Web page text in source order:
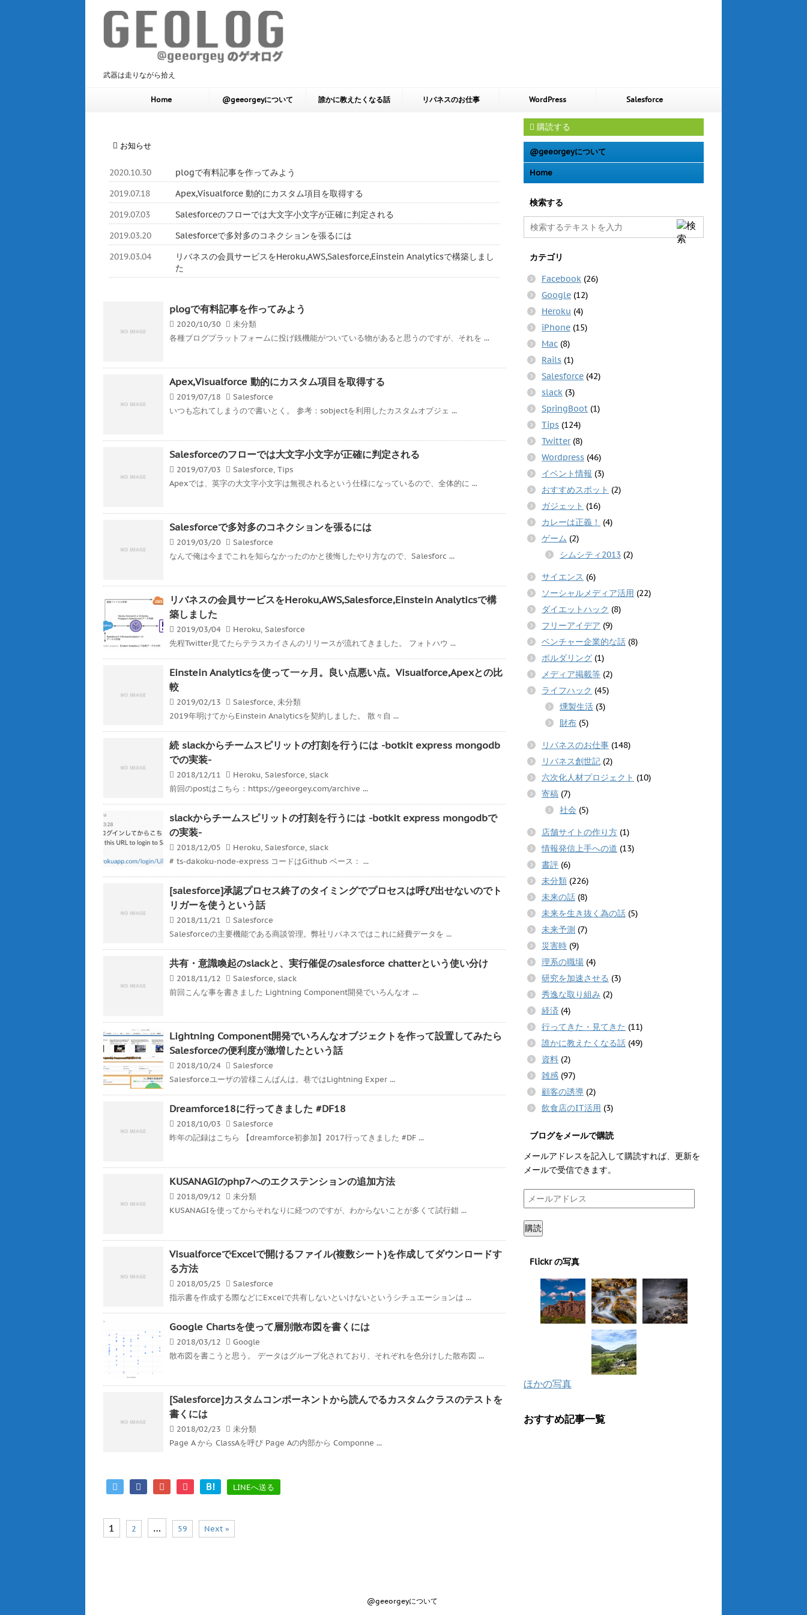
武器は走りながら拾え
Home @geeorgeyについて 誰かに教えたくなる話 リバネスのお仕事 WordPress Salesforce
お知らせ
2020.10.30
plogで有料記事を作ってみよう
2019.07.18
Apex,Visualforce 動的にカスタム項目を取得する
2019.07.03
Salesforceのフローでは大文字小文字が正確に判定される
2019.03.20
Salesforceで多対多のコネクションを張るには
2019.03.04
リバネスの会員サービスをHeroku,AWS,Salesforce,Einstein Analyticsで構築しまし
た
plogで有料記事を作ってみよう
2020/10/30
未分類
各種ブログプラットフォームに投げ銭機能がついている物があると思うのですが、それを ...
Apex,Visualforce 動的にカスタム項目を取得する
2019/07/18
Salesforce
いつも忘れてしまうので書いとく。 参考：sobjectを利用したカスタムオブジェ ...
Salesforceのフローでは大文字小文字が正確に判定される
2019/07/03 Salesforce, Tips
Apexでは、英字の大文字小文字は無視されるという仕様になっているので、全体的に ...
Salesforceで多対多のコネクションを張るには
2019/03/20
Salesforce
なんで俺は今までこれを知らなかったのかと後悔したやり方なので、Salesforc ...
リバネスの会員サービスをHeroku,AWS,Salesforce,Einstein Analyticsで構
築しました
2019/03/04 Heroku, Salesforce
先程Twitter見てたらテラスカイさんのリリースが流れてきました。 フォトハウ ...
Einstein Analyticsを使って一ヶ月。良い点悪い点。Visualforce,Apexとの比
較
2019/02/13 Salesforce, 未分類
2019年明けてからEinstein Analyticsを契約しました。 散々自 ...
続 slackからチームスピリットの打刻を行うには -botkit express mongodb
での実装-
2018/12/11 Heroku, Salesforce, slack
前回のpostはこちら：https://geeorgey.com/archive ...
slackからチームスピリットの打刻を行うには -botkit express mongodbで
の実装-
2018/12/05 Heroku, Salesforce, slack
# ts-dakoku-node-express コードはGithub ベース： ...
[salesforce]承認プロセス終了のタイミングでプロセスは呼び出せないのでト
リガーを使うという話
2018/11/21
Salesforce
Salesforceの主要機能である商談管理。弊社リバネスではこれに経費データを ...
共有・意識喚起のslackと、実行催促のsalesforce chatterという使い分け
2018/11/12 Salesforce, slack
前回こんな事を書きました Lightning Component開発でいろんなオ ...
Lightning Component開発でいろんなオブジェクトを作って設置してみたら
Salesforceの便利度が激増したという話
2018/10/24
Salesforce
Salesforceユーザの皆様こんばんは。巷ではLightning Exper ...
Dreamforce18に行ってきました #DF18
2018/10/03
Salesforce
昨年の記録はこちら 【dreamforce初参加】2017行ってきました #DF ...
KUSANAGIのphp7へのエクステンションの追加方法
2018/09/12
未分類
KUSANAGIを使ってからそれなりに経つのですが、わからないことが多くて試行錯 ...
VisualforceでExcelで開けるファイル(複数シート)を作成してダウンロードす
る方法
2018/05/25
Salesforce
指示書を作成する際などにExcelで共有しないといけないというシチュエーションは ...
Google Chartsを使って層別散布図を書くには
2018/03/12
Google
散布図を書こうと思う。 データはグループ化されており、それぞれを色分けした散布図 ...
[Salesforce]カスタムコンポーネントから読んでるカスタムクラスのテストを
書くには
2018/02/23
未分類
Page A から ClassAを呼び Page Aの内部から Componne ...
B! LINEへ送る
1 2 … 59 Next »
購読する
@geeorgeyについて
Home
検索する
カテゴリ
Facebook (26)
Google (12)
Heroku (4)
iPhone (15)
Mac (8)
Rails (1)
Salesforce (42)
slack (3)
SpringBoot (1)
Tips (124)
Twitter(8)
Wordpress (46)
イベント情報 (3)
おすすめスポット (2)
ガジェット (16)
カレーは正義！
(4)
ゲーム (2)
シムシティ2013 (2)
サイエンス (6)
ソーシャルメディア活用 (22)
ダイエットハック (8)
フリーアイデア (9)
ベンチャー企業的な話 (8)
ボルダリング (1)
メディア掲載等 (2)
ライフハック (45)
燻製生活 (3)
財布 (5)
リバネスのお仕事 (148)
リバネス創世記 (2)
六次化人材プロジェクト (10)
寄稿 (7)
社会 (5)
店舗サイトの作り方 (1)
情報発信上手への道 (13)
書評 (6)
未分類 (226)
未来の話 (8)
未来を生き抜く為の話 (5)
未来予測 (7)
災害時 (9)
理系の職場 (4)
研究を加速させる (3)
秀逸な取り組み (2)
経済 (4)
行ってきた・見てきた (11)
誰かに教えたくなる話 (49)
資料 (2)
雑感 (97)
顧客の誘導 (2)
飲食店のIT活用 (3)
ブログをメールで購読
メールアドレスを記入して購読すれば、更新を
メールで受信できます。
メ
ー
ル
ア
レ
購読
Flickr の写真
ほかの写真
おすすめ記事一覧
@geeorgeyについて